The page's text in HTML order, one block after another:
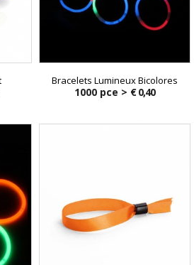
Bracelets Lumineux Bicolores
1000 pce > € 0,40